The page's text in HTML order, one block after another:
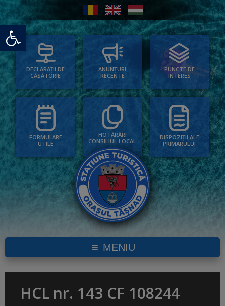
Deschide bara de unelte
DECLARAȚII DE
CĂSĂTORIE
ANUNȚURI
RECENTE
PUNCTE DE
INTERES
FORMULARE
UTILE
HOTĂRÂRI
CONSILIUL LOCAL
DISPOZIȚII ALE
PRIMARULUI
MENIU
HCL nr. 143 CF 108244